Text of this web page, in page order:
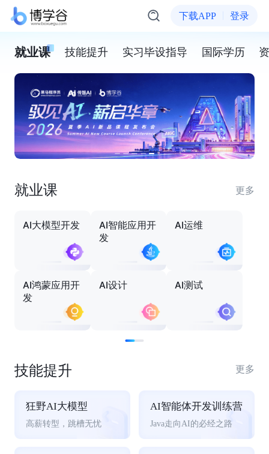
下载APP 登录
就业课 技能提升 实习毕设指导 国际学历
就业课 更多
AI大模型开发
AI智能应用开
发
AI运维
AI鸿蒙应用开
发
AI设计 AI测试
技能提升 更多
狂野AI大模型
高薪转型，跳槽无忧
AI智能体开发训练营
Java走向AI的必经之路